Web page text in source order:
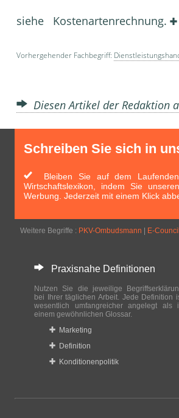
siehe Kostenartenrechnung.
Vorhergehender Fachbegriff:
Diesen Artikel der Redaktion
Schreiben Sie sich in
Bleiben Sie auf dem Laufenden
Wirtschaftslexikon, indem Sie
Werbung. Jederzeit mit einem Klick
Weitere Begriffe : PKV-Ombudsmann E-
Praxisnahe Definitionen
Nutzen Sie die jeweilige
bei Ihrer täglichen Arbeit. Jede Definition
wesentlich umfangreicher angelegt als
einem gewöhnlichen Glossar.
Marketing
Definition
Konditionenpolitik